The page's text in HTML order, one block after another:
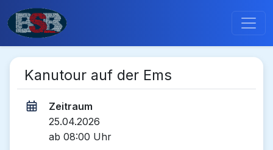
Kanutour auf der Ems
Zeitraum
25.04.2026
ab 08:00 Uhr